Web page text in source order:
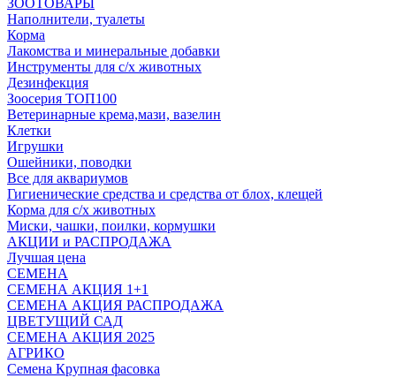
ЗООТОВАРЫ
Наполнители, туалеты
Корма
Лакомства и минеральные добавки
Инструменты для с/х животных
Дезинфекция
Зоосерия ТОП100
Ветеринарные крема,мази, вазелин
Клетки
Игрушки
Ошейники, поводки
Все для аквариумов
Гигиенические средства и средства от блох, клещей
Корма для с/х животных
Миски, чашки, поилки, кормушки
АКЦИИ и РАСПРОДАЖА
Лучшая цена
СЕМЕНА
СЕМЕНА АКЦИЯ 1+1
СЕМЕНА АКЦИЯ РАСПРОДАЖА
ЦВЕТУЩИЙ САД
СЕМЕНА АКЦИЯ 2025
АГРИКО
Семена Крупная фасовка